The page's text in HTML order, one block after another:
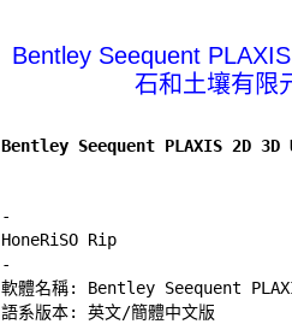
Bentley Seequent
石和土壤有限
Bentley Seequent PLAXIS 2D 3D
-
-
軟體名稱: Bentley Seequent
語系版本: 英文/簡體中文版